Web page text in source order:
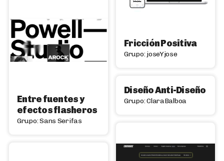
Fricción Positiva
Grupo: joseYjose
Entre fuentes y
efectos flasheros
Grupo: Sans Serifas
Diseño Anti-Diseño
Grupo: ClaraBalboa